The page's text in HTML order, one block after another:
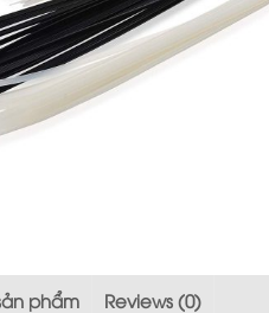
phẩm Reviews (0)